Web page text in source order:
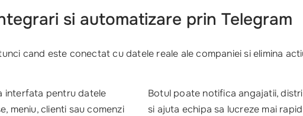
si automatizare prin Telegram
cand este conectat cu datele reale ale companiei si elimina
interfata pentru datele
meniu, clienti sau comenzi
Botul poate notifica angajatii,
si ajuta echipa sa lucreze mai